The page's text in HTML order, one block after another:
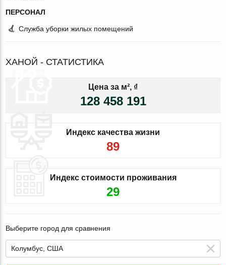
ПЕРСОНАЛ
Служба уборки жилых помещений
ХАНОЙ - СТАТИСТИКА
Цена за м², ₫
128 458 191
Индекс качества жизни
89
Индекс стоимости проживания
29
Выберите город для сравнения